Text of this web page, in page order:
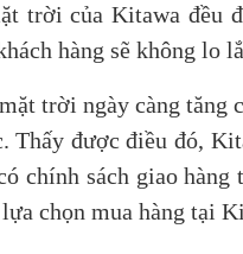
trời của Kitawa đều
hàng sẽ không lo
trời ngày càng
Thấy được điều đó,
chính sách giao
chọn mua hàng tại